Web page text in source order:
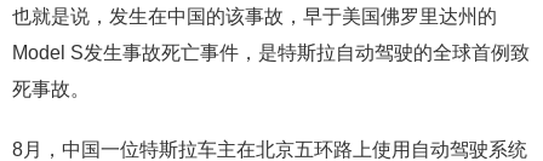
也就是说，发生在中国的该事故，早于美国佛罗里达州的
Model S发生事故死亡事件，是特斯拉自动驾驶的全球首例致
死事故。
8月，中国一位特斯拉车主在北京五环路上使用自动驾驶系统